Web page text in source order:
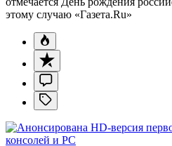
этому случаю «Газета.Ru»